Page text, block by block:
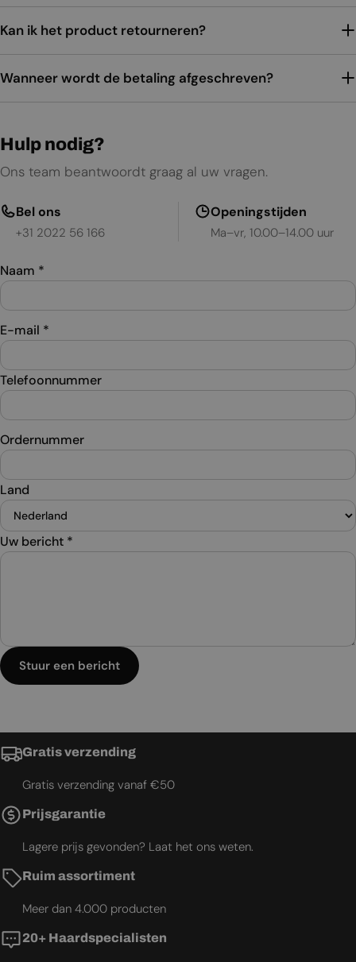
Kan ik het product retourneren?
Wanneer wordt de betaling afgeschreven?
Hulp nodig?
Ons team beantwoordt graag al uw vragen.
Bel ons
+31 2022 56 166
Openingstijden
Ma–vr, 10.00–14.00 uur
Naam *
E-mail *
Telefoonnummer
Ordernummer
Land
Uw bericht *
Stuur een bericht
Gratis verzending
Gratis verzending vanaf €50
Prijsgarantie
Lagere prijs gevonden? Laat het ons weten.
Ruim assortiment
Meer dan 4.000 producten
20+ Haardspecialisten